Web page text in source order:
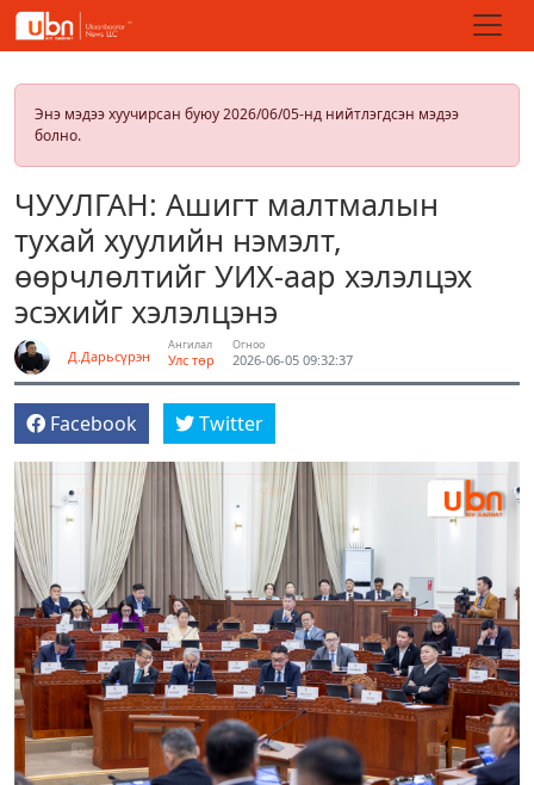
Энэ мэдээ хуучирсан буюу 2026/06/05-нд нийтлэгдсэн мэдээ
болно.
ЧУУЛГАН: Ашигт малтмалын
тухай хуулийн нэмэлт,
өөрчлөлтийг УИХ-аар хэлэлцэх
эсэхийг хэлэлцэнэ
Д.Дарьсүрэн
Ангилал
Улс төр
Огноо
2026-06-05 09:32:37
Facebook Twitter